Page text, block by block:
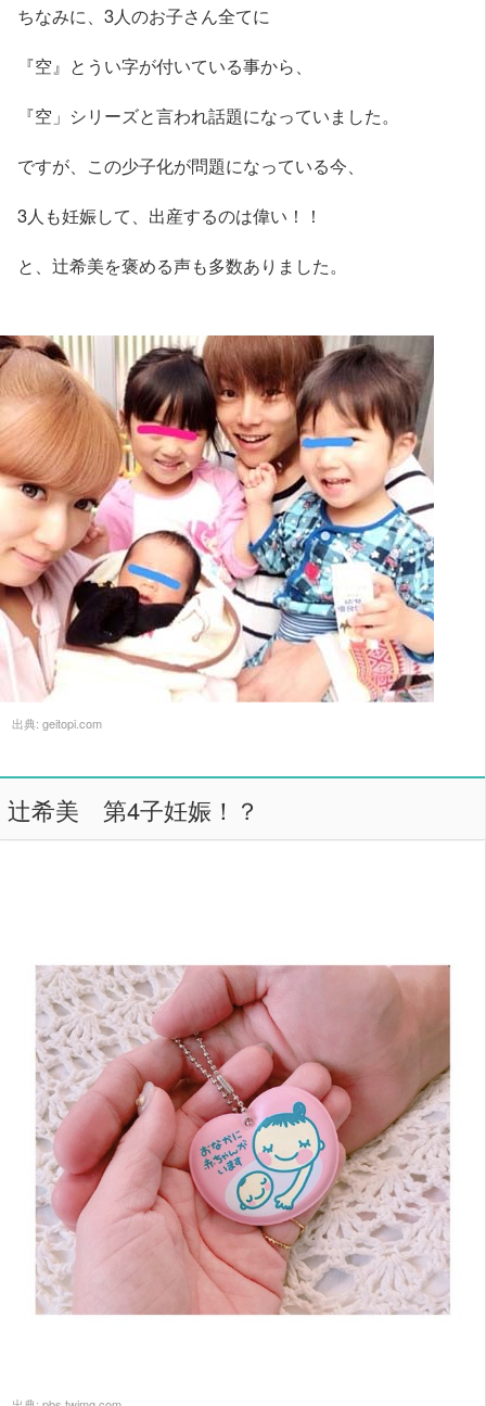
ちなみに、3人のお子さん全てに
『空』とうい字が付いている事から、
『空」シリーズと言われ話題になっていました。
ですが、この少子化が問題になっている今、
3人も妊娠して、出産するのは偉い！！
と、辻希美を褒める声も多数ありました。
出典: geitopi.com
辻希美 第4子妊娠！？